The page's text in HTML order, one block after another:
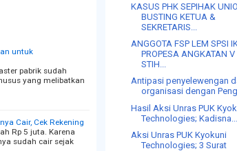
untuk
pabrik sudah
yang melibatkan
Cair, Cek Rekening
Rp 5 juta. Karena
sudah cair sejak
KASUS PHK SEPIHAK
BUSTING KETUA &
SEKRETARIS...
ANGGOTA FSP LEM SPSI
PROPESA ANGKATAN V
STIH...
Antipasi penyelewengan
organisasi dengan
Hasil Aksi Unras PUK
Technologies; Kadisna...
Aksi Unras PUK Kyokuni
Technologies; 3 Surat